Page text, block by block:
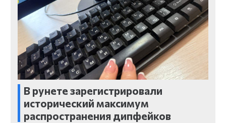
В рунете зарегистрировали
исторический максимум
распространения дипфейков